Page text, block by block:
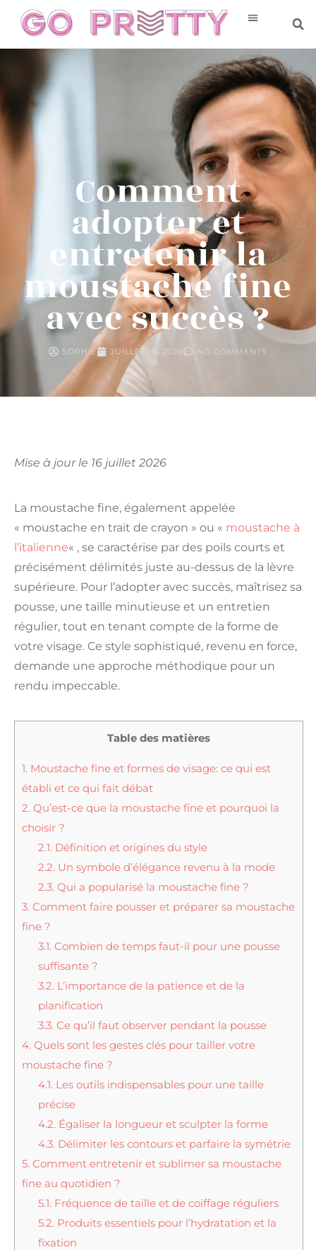
Comment
adopter et
entretenir la
moustache fine
avec succès ?
SOPHIE JUILLET 16, 2026 NO COMMENTS
Mise à jour le 16 juillet 2026
La moustache fine, également appelée
« moustache en trait de crayon » ou « moustache à
l’italienne« , se caractérise par des poils courts et
précisément délimités juste au-dessus de la lèvre
supérieure. Pour l’adopter avec succès, maîtrisez sa
pousse, une taille minutieuse et un entretien
régulier, tout en tenant compte de la forme de
votre visage. Ce style sophistiqué, revenu en force,
demande une approche méthodique pour un
rendu impeccable.
Table des matières
1. Moustache fine et formes de visage: ce qui est
établi et ce qui fait débat
2. Qu’est-ce que la moustache fine et pourquoi la
choisir ?
2.1.Définition et origines du style
2.2.Un symbole d’élégance revenu à la mode
2.3.Qui a popularisé la moustache fine ?
3. Comment faire pousser et préparer sa moustache
fine ?
3.1.Combien de temps faut-il pour une pousse
suffisante ?
3.2.L’importance de la patience et de la
planification
3.3.Ce qu’il faut observer pendant la pousse
4. Quels sont les gestes clés pour tailler votre
moustache fine ?
4.1.Les outils indispensables pour une taille
précise
4.2.Égaliser la longueur et sculpter la forme
4.3.Délimiter les contours et parfaire la symétrie
5. Comment entretenir et sublimer sa moustache
fine au quotidien ?
5.1.Fréquence de taille et de coiffage réguliers
5.2.Produits essentiels pour l’hydratation et la
fixation